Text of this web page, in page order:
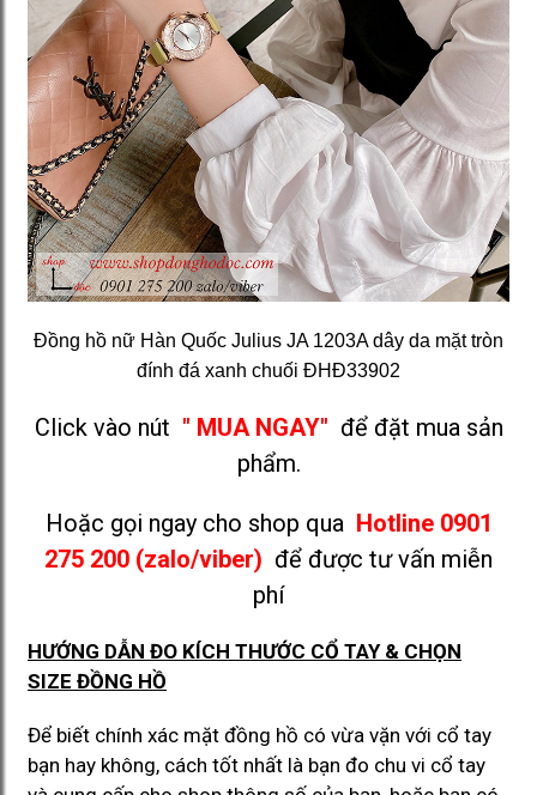
Đồng hồ nữ Hàn Quốc Julius JA 1203A dây da mặt tròn
đính đá xanh chuối ĐHĐ33902
Click vào nút " MUA NGAY" để đặt mua sản
phẩm.
Hoặc gọi ngay cho shop qua Hotline 0901
275 200 (zalo/viber) để được tư vấn miễn
phí
HƯỚNG DẪN ĐO KÍCH THƯỚC CỔ TAY & CHỌN
SIZE ĐỒNG HỒ
Để biết chính xác mặt đồng hồ có vừa vặn với cổ tay
bạn hay không, cách tốt nhất là bạn đo chu vi cổ tay